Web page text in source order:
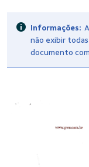
Informações:
não exibir todas
documento